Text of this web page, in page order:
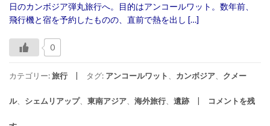
日のカンボジア弾丸旅行へ。目的はアンコールワット。数年前、
飛行機と宿を予約したものの、直前で熱を出し […]
0
カテゴリー:旅行 タグ: アンコールワット カンボジア クメー
ル、 シェムリアップ、 東南アジア 海外旅行 遺跡 コメントを残